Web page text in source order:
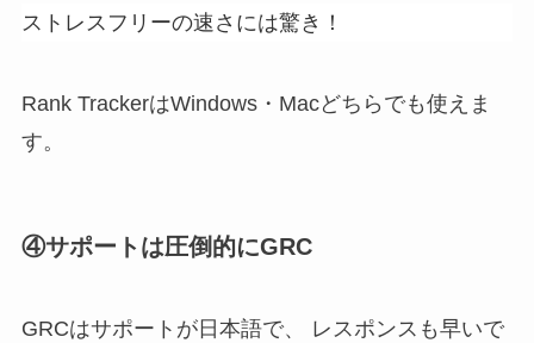
ストレスフリーの速さには驚き！
Rank TrackerはWindows・Macどちらでも使えま
す。
④サポートは圧倒的にGRC
GRCはサポートが日本語で、 レスポンスも早いで